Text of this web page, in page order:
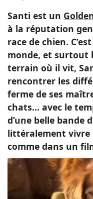
Santi est un
à la réputation
race de chien.
monde, et surtout
terrain où il vit,
rencontrer les
ferme de ses
chats… avec le
d’une belle bande
littéralement vivre
comme dans un